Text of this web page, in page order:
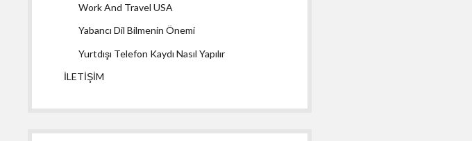
Work And Travel USA
Yabancı Dil Bilmenin Önemi
Yurtdışı Telefon Kaydı Nasıl Yapılır
İLETİŞİM